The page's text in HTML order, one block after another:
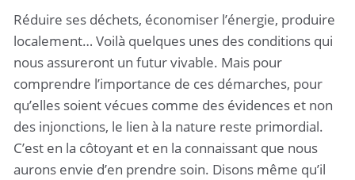
Réduire ses déchets, économiser l’énergie, produire
localement… Voilà quelques unes des conditions qui
nous assureront un futur vivable. Mais pour
comprendre l’importance de ces démarches, pour
qu’elles soient vécues comme des évidences et non
des injonctions, le lien à la nature reste primordial.
C’est en la côtoyant et en la connaissant que nous
aurons envie d’en prendre soin. Disons même qu’il